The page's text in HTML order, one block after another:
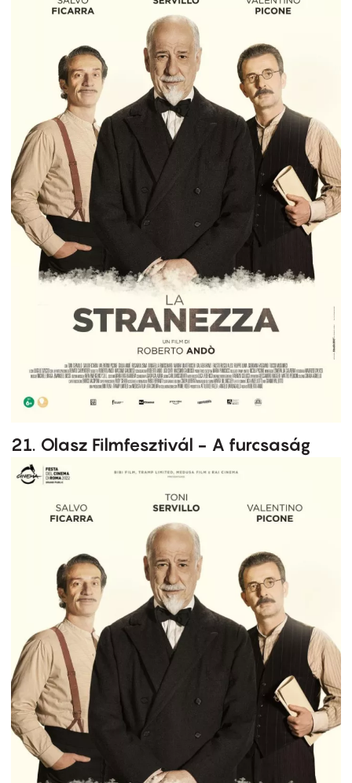
21. Olasz Filmfesztivál - A furcsaság